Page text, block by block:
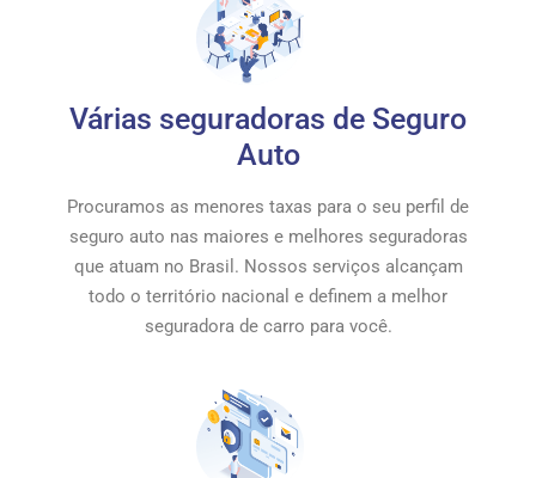
Várias seguradoras de Seguro
Auto
Procuramos as menores taxas para o seu perfil de
seguro auto nas maiores e melhores seguradoras
que atuam no Brasil. Nossos serviços alcançam
todo o território nacional e definem a melhor
seguradora de carro para você.